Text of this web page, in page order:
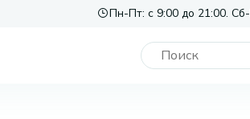
Пн-Пт: с 9:00 до 21:00.